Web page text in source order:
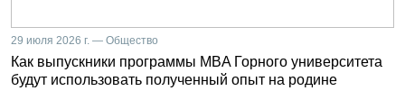
29 июля 2026 г. — Общество
Как выпускники программы MBA Горного университета
будут использовать полученный опыт на родине